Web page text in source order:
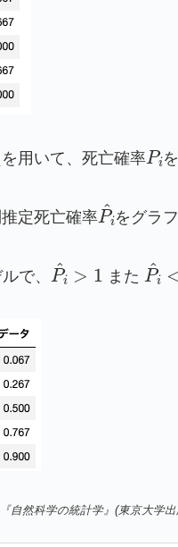
1 ^
を用いて、死亡確率 Pi
定死亡確率Pi ^
をグラ
で、 Pi 1 また Pi
自然科学の統計学』(東京大学